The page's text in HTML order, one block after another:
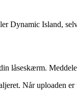
Dynamic Island,
låseskærm.
Når uploaden